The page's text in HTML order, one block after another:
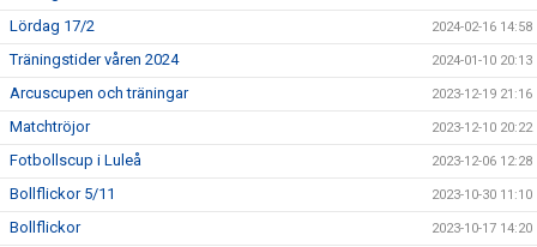
Lördag 17/2 2024-02-16 14:58
Träningstider våren 2024 2024-01-10 20:13
Arcuscupen och träningar 2023-12-19 21:16
Matchtröjor 2023-12-10 20:22
Fotbollscup i Luleå 2023-12-06 12:28
Bollflickor 5/11 2023-10-30 11:10
Bollflickor 2023-10-17 14:20